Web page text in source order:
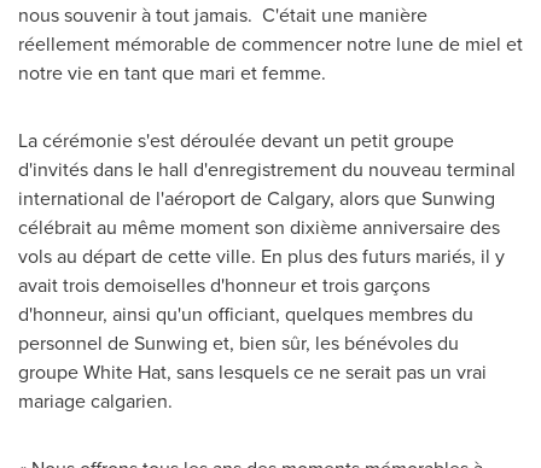
nous souvenir à tout jamais. C'était une manière
réellement mémorable de commencer notre lune de miel et
notre vie en tant que mari et femme.
La cérémonie s'est déroulée devant un petit groupe
d'invités dans le hall d'enregistrement du nouveau terminal
international de l'aéroport deCalgary, alors que Sunwing
célébrait au même moment son dixième anniversaire des
vols au départ de cette ville. En plus des futurs mariés, il y
avait trois demoiselles d'honneur et trois garçons
d'honneur, ainsi qu'un officiant, quelques membres du
personnel de Sunwing et, bien sûr, les bénévoles du
groupe White Hat, sans lesquels ce ne serait pas un vrai
mariage calgarien.